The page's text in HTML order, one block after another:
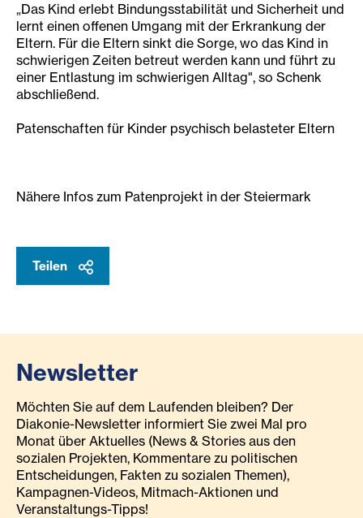
„Das Kind erlebt Bindungsstabilität und Sicherheit und
lernt einen offenen Umgang mit der Erkrankung der
Eltern. Für die Eltern sinkt die Sorge, wo das Kind in
schwierigen Zeiten betreut werden kann und führt zu
einer Entlastung im schwierigen Alltag", so Schenk
abschließend.
Patenschaften für Kinder psychisch belasteter Eltern
Nähere Infos zum Patenprojekt in der Steiermark
Teilen
Newsletter
Möchten Sie auf dem Laufenden bleiben? Der
Diakonie-Newsletter informiert Sie zwei Mal pro
Monat über Aktuelles (News & Stories aus den
sozialen Projekten, Kommentare zu politischen
Entscheidungen, Fakten zu sozialen Themen),
Kampagnen-Videos, Mitmach-Aktionen und
Veranstaltungs-Tipps!